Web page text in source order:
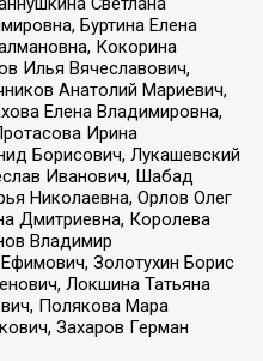
Буртина Елена
Кокорина
Илья Вячеславович,
Анатолий Мариевич,
Елена Владимировна,
Ирина
Борисович, Лукашевский
Иванович, Шабад
Николаевна, Орлов Олег
Дмитриевна, Королева
Владимир
Золотухин Борис
Локшина Татьяна
Полякова Мара
Захаров Герман